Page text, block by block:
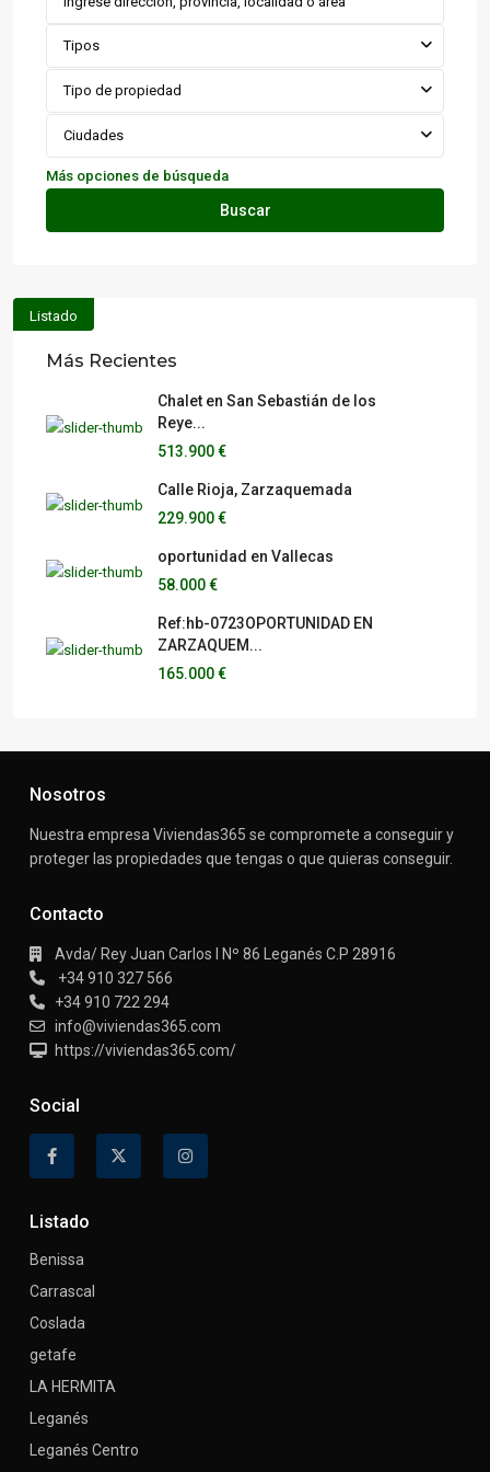
Tipos
Tipo de propiedad
Ciudades
Más opciones de búsqueda
Buscar
Listado
Más Recientes
Chalet en San Sebastián de los
Reye...
513.900 €
Calle Rioja, Zarzaquemada
229.900 €
oportunidad en Vallecas
58.000 €
Ref:hb-0723OPORTUNIDAD EN
ZARZAQUEM...
165.000 €
Nosotros
Nuestra empresa Viviendas365 se compromete a conseguir y
proteger las propiedades que tengas o que quieras conseguir.
Contacto
Avda/ Rey Juan Carlos I Nº 86 Leganés C.P 28916
+34 910 327 566
+34 910 722 294
info@viviendas365.com
https://viviendas365.com/
Social
Listado
Benissa
Carrascal
Coslada
getafe
LA HERMITA
Leganés
Leganés Centro